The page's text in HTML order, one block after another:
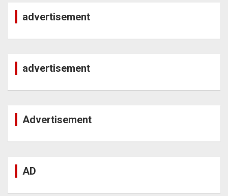
advertisement
advertisement
Advertisement
AD